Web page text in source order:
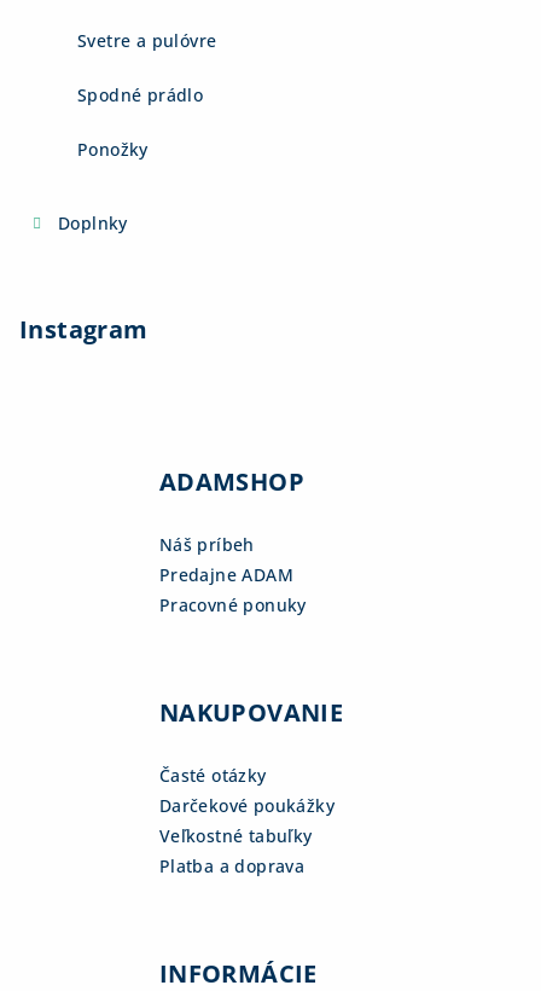
Svetre a pulóvre
Spodné prádlo
Ponožky
Doplnky
Instagram
ADAMSHOP
Náš príbeh
Predajne ADAM
Pracovné ponuky
NAKUPOVANIE
Časté otázky
Darčekové poukážky
Veľkostné tabuľky
Platba a doprava
INFORMÁCIE